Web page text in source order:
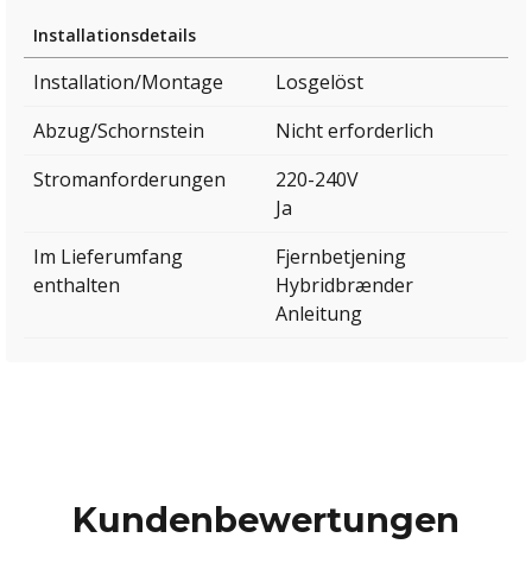
Installationsdetails
Installation/Montage
Losgelöst
Abzug/Schornstein
Nicht erforderlich
Stromanforderungen
220-240V
Ja
Im Lieferumfang
enthalten
Fjernbetjening
Hybridbrænder
Anleitung
Kundenbewertungen